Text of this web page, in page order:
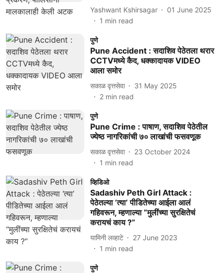
Yashwant Kshirsagar
01 June 2025
1 min read
पुणे
Pune Accident : सदाशिव पेठेतला थरार
CCTVमध्ये कैद, धक्कादायक VIDEO
आला समोर
सकाळ वृत्तसेवा
31 May 2025
2 min read
पुणे
Pune Crime : पाषाण, सदाशिव पेठेतील
ज्येष्ठ नागरिकांची ७० लाखांची फसवणूक
सकाळ वृत्तसेवा
23 October 2024
1 min read
व्हिडिओ
Sadashiv Peth Girl Attack :
पेठेतल्या ‘त्या’ पीडितेच्या आईला आलं
गहिवरून, म्हणाल्या “मुलींच्या सुरक्षितेचं
करायचं काय ?”
यामिनी लव्हाटे
27 June 2023
1 min read
पुणे